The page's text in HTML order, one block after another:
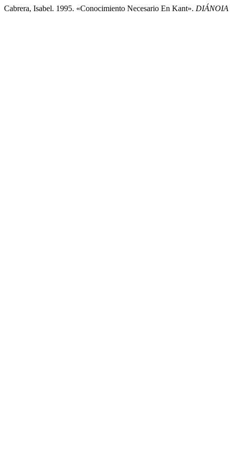
Cabrera, Isabel. 1995. «Conocimiento Necesario En Kant». DIÁNOIA